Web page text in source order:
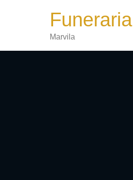
Funeraria
Marvila